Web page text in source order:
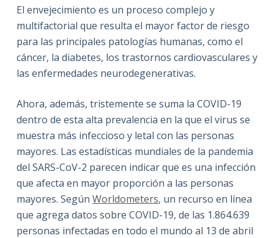
El envejecimiento es un proceso complejo y
multifactorial que resulta el mayor factor de riesgo
para las principales patologías humanas, como el
cáncer, la diabetes, los trastornos cardiovasculares y
las enfermedades neurodegenerativas.
Ahora, además, tristemente se suma la COVID-19
dentro de esta alta prevalencia en la que el virus se
muestra más infeccioso y letal con las personas
mayores. Las estadísticas mundiales de la pandemia
del SARS-CoV-2 parecen indicar que es una infección
que afecta en mayor proporción a las personas
mayores. Según Worldometers, un recurso en línea
que agrega datos sobre COVID-19, de las 1.864.639
personas infectadas en todo el mundo al 13 de abril